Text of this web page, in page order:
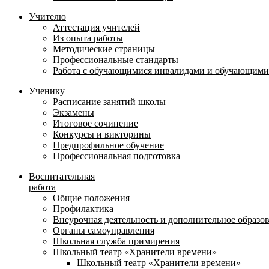
Учителю
Аттестация учителей
Из опыта работы
Методические страницы
Профессиональные стандарты
Работа с обучающимися инвалидами и
Ученику
Расписание занятий школы
Экзамены
Итоговое сочинение
Конкурсы и викторины
Предпрофильное обучение
Профессиональная подготовка
Воспитательная
работа
Общие положения
Профилактика
Внеурочная деятельность и дополнительное
Органы самоуправления
Школьная служба примирения
Школьный театр «Хранители времени»
Школьный театр «Хранители времени»